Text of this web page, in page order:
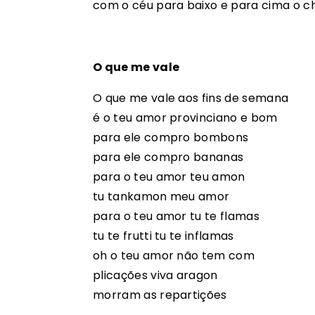
com o céu para baixo e para cima o
O que me vale
O que me vale aos fins de semana
é o teu amor provinciano e bom
para ele compro bombons
para ele compro bananas
para o teu amor teu amon
tu tankamon meu amor
para o teu amor tu te flamas
tu te frutti tu te inflamas
oh o teu amor não tem com
plicações viva aragon
morram as repartições